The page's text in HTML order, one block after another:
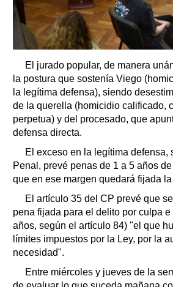
El jurado popular, de manera
la postura que sostenía Viego
la legítima defensa), siendo
de la querella (homicidio calificado,
perpetua) y del procesado, que
defensa directa.
El exceso en la legítima defensa,
Penal, prevé penas de 1 a 5 años
que en ese margen quedará fijada
El artículo 35 del CP prevé que
pena fijada para el delito por culpa
años, según el artículo 84) "el que
límites impuestos por la Ley, por la
necesidad".
Entre miércoles y jueves de la